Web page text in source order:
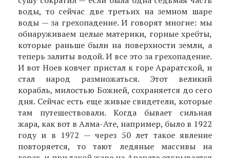
воды, то сейчас две третьих на земном шаре
воды — за грехопадение. И говорят многие: мы
обнаруживаем целые материки, горные хребты,
которые раньше были на поверхности земли, а
теперь залиты водой. И все это за грехопадение.
И вот Ноев ковчег пристал к горе Араратской, и
стал народ размножаться. Этот великий
корабль, милостью Божией, сохраняется до сего
дня. Сейчас есть еще живые свидетели, которые
там путешествовали. Когда бывает сильная
жара, как вот в Алма-Ате, например, было в 1922
году и в 1972 — через 50 лет такое явление
повторяется, то тают ледяные массивы на